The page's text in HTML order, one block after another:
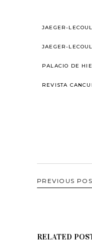
JAEGER-
JAEGER-
PALACIO DE
REVISTA
PREVIOUS
RELATED